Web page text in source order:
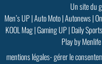
Un site du
Men’s UP|Auto Moto|Autonews|
KOOL Mag|Gaming UP|Daily Sports
Play by Menlife
mentions légales-gérer le